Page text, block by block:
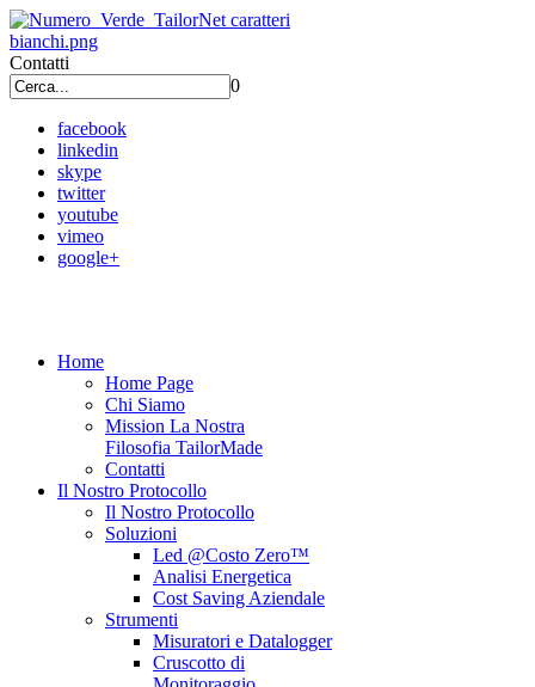
Contatti
0
facebook
linkedin
skype
twitter
youtube
vimeo
google+
Home
Home Page
Chi Siamo
Mission La Nostra
Filosofia TailorMade
Contatti
Il Nostro Protocollo
Il Nostro Protocollo
Soluzioni
Led @Costo Zero™
Analisi Energetica
Cost Saving Aziendale
Strumenti
Misuratori e Datalogger
Cruscotto di